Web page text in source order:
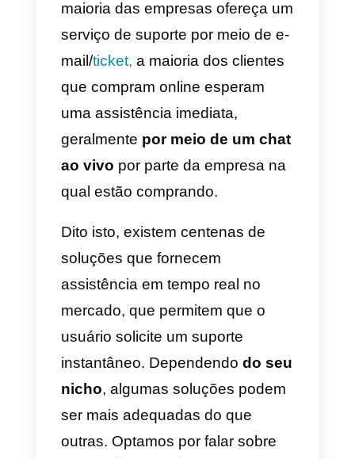
Inúmerosestudosmostram que
cerca de83% dos
consumidores precisam de
assistência na compra de um
produto ou serviço online.
maioria das empresas ofereça
serviço de suporte por meio de e-
mail/ticket,a maioria dos clientes
que compram online esperam
uma assistência imediata,
geralmente
por meio de um
ao vivopor parte da empresa na